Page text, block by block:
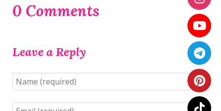
0 Comments
Leave a Reply